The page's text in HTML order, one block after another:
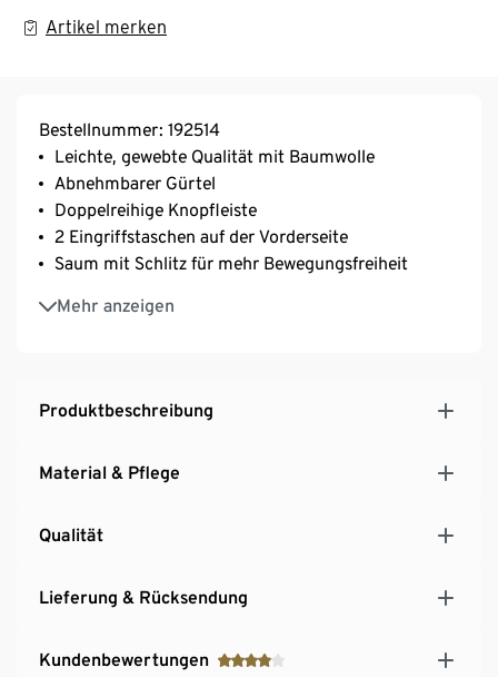
Artikel merken
Bestellnummer: 192514
Leichte, gewebte Qualität mit Baumwolle
Abnehmbarer Gürtel
Doppelreihige Knopfleiste
2 Eingriffstaschen auf der Vorderseite
Saum mit Schlitz für mehr Bewegungsfreiheit
Mehr anzeigen
Ärmelabschluss mit Zier-Riegel
Reverskragen
Produktbeschreibung
Material & Pflege
Qualität
Lieferung & Rücksendung
Kundenbewertungen